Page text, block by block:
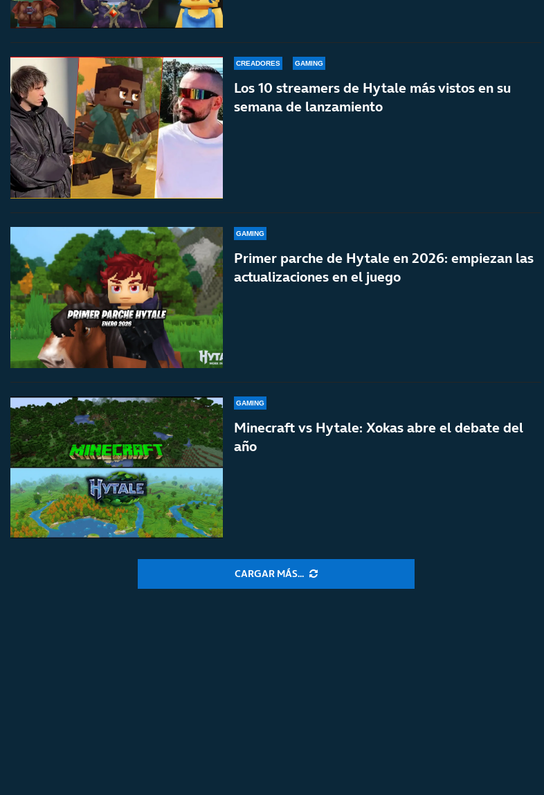
CREADORES GAMING
Los 10 streamers de Hytale más vistos en su
semana de lanzamiento
GAMING
Primer parche de Hytale en 2026: empiezan las
actualizaciones en el juego
GAMING
Minecraft vs Hytale: Xokas abre el debate del
año
CARGAR MÁS...